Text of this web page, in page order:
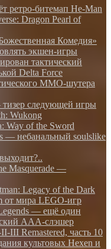
ретро-битемап He-Man
Dragon Pearl of
Комедия»
экшен-игры
тактический
Delta Force
MMO-шутера
следующей игры
Wukong
Way of the Sword
— небанальный soulslike
Masquerade —
Legacy of the Dark
от мира LEGO-игр
— ещё один
AAA-слэшер
III Remastered, часть 10
культовых Hexen и